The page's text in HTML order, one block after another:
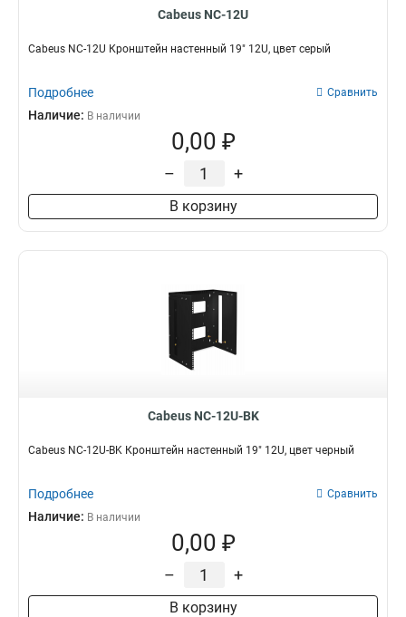
Cabeus NC-12U
Cabeus NC-12U Кронштейн настенный 19" 12U, цвет серый
Подробнее Сравнить
Наличие: В наличии
0,00 ₽
– +
В корзину
Cabeus NC-12U-BK
Cabeus NC-12U-BK Кронштейн настенный 19" 12U, цвет черный
Подробнее Сравнить
Наличие: В наличии
0,00 ₽
– +
В корзину